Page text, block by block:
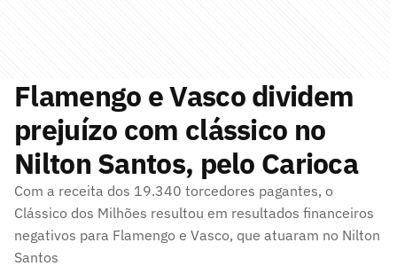
Flamengo e Vasco dividem
prejuízo com clássico no
Nilton Santos, pelo Carioca
Com a receita dos 19.340 torcedores pagantes, o
Clássico dos Milhões resultou em resultados financeiros
negativos para Flamengo e Vasco, que atuaram no Nilton
Santos